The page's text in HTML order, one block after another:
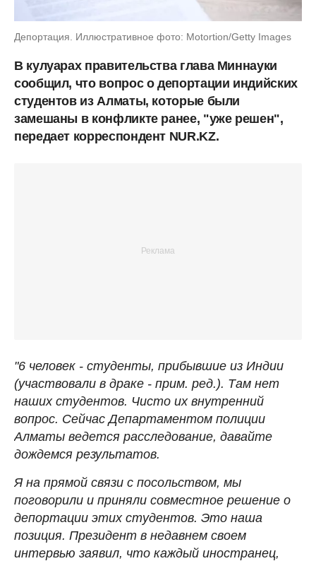
Депортация. Иллюстративное фото: Motortion/Getty Images
В кулуарах правительства глава Миннауки
сообщил, что вопрос о депортации индийских
студентов из Алматы, которые были
замешаны в конфликте ранее, "уже решен",
передает корреспондент NUR.KZ.
"6 человек - студенты, прибывшие из Индии
(участвовали в драке - прим. ред.). Там нет
наших студентов. Чисто их внутренний
вопрос. Сейчас Департаментом полиции
Алматы ведется расследование, давайте
дождемся результатов.
Я на прямой связи с посольством, мы
поговорили и приняли совместное решение о
депортации этих студентов. Это наша
позиция. Президент в недавнем своем
интервью заявил, что каждый иностранец,